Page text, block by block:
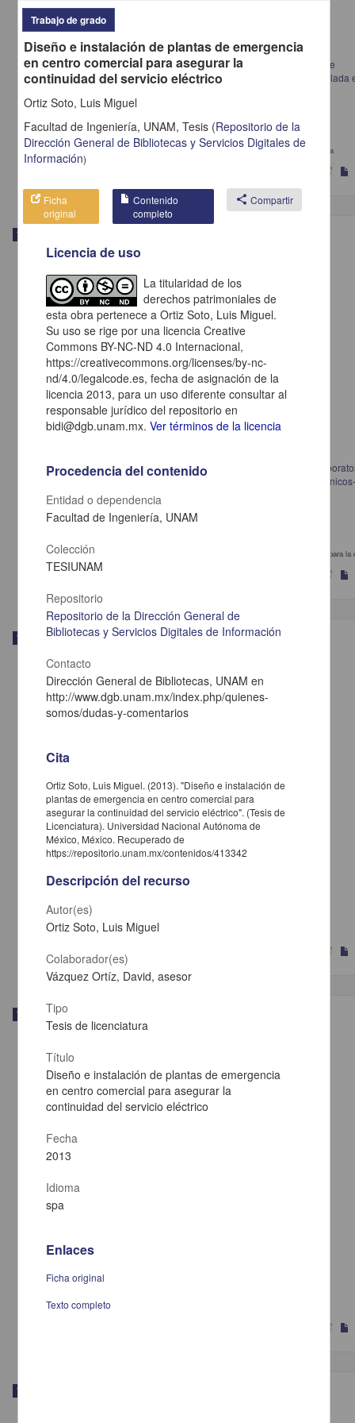
Diseño construcción para sustitución, pruebas y puesta en operación de
subestación eléctrica de potencia, servicio interior, ampliada y encapsulada
Romero Gutierrez, Juan Felipe
2013
Ingenierías
Diseñoconstrucción para sustitución, pruebas y puesta en operación de subestación eléctrica
Trabajo de grado
Documentación requerida para el sistema de gestión de calidad del
clínico de un hospital según la norma ISO 15189-2007 : laboratorios
requisitos particulares para la calidad y competencia
Rodriguez Haro, Jeannette
2013
hospitalsegún la norma ISO 15189-2007 : laboratorios clínicos-requisitos particulares para la
Trabajo de grado
Hernández Montesinos, Javier
Ingenierías
Diseñode guitarra eléctrica
Trabajo de grado
Diseño de un reductor cicloidal para un vehículo eléctrico
2013
de un reductor cicloidal para un vehículo eléctrico
Trabajo de grado
Trabajo de grado
Diseño e instalación de plantas de emergencia
en centro comercial para asegurar la
continuidad del servicio eléctrico
Ortiz Soto, Luis Miguel
Facultad de Ingeniería, UNAM, Tesis (Repositorio de la
Dirección General de Bibliotecas y Servicios Digitales de
Información)
Ficha
original
Contenido
completo
share Compartir
Licencia de uso
La titularidad de los
derechos patrimoniales de
esta obra pertenece a Ortiz Soto, Luis Miguel.
Su uso se rige por una licencia Creative
Commons BY-NC-ND 4.0 Internacional,
https://creativecommons.org/licenses/by-nc-
nd/4.0/legalcode.es, fecha de asignación de la
licencia 2013, para un uso diferente consultar al
responsable jurídico del repositorio en
bidi@dgb.unam.mx.Ver términos de la licencia
Procedencia del contenido
Entidad o dependencia
Facultad de Ingeniería, UNAM
Colección
TESIUNAM
Repositorio
Repositorio de la Dirección General de
Bibliotecas y Servicios Digitales de Información
Contacto
Dirección General de Bibliotecas, UNAM en
http://www.dgb.unam.mx/index.php/quienes-
somos/dudas-y-comentarios
Cita
Ortiz Soto, Luis Miguel. (2013). "Diseño e instalación de
plantas de emergencia en centro comercial para
asegurar la continuidad del servicio eléctrico". (Tesis de
Licenciatura). Universidad Nacional Autónoma de
México, México. Recuperado de
https://repositorio.unam.mx/contenidos/413342
Descripción del recurso
Autor(es)
Ortiz Soto, Luis Miguel
Colaborador(es)
Vázquez Ortíz, David, asesor
Tipo
Tesis de licenciatura
Título
Diseño e instalación de plantas de emergencia
en centro comercial para asegurar la
continuidad del servicio eléctrico
Fecha
2013
Idioma
spa
Enlaces
Ficha original
Texto completo